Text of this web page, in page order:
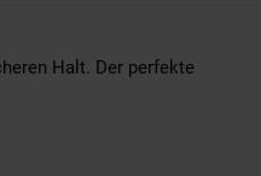
Halt. Der perfekte